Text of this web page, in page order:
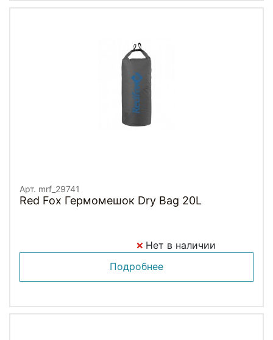
Арт. mrf_29741
Red Fox Гермомешок Dry Bag 20L
Нет в наличии
Подробнее